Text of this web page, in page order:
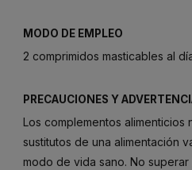
MODO DE EMPLEO
2 comprimidos masticables al
PRECAUCIONES Y
Los complementos alimenticios
sustitutos de una alimentación
modo de vida sano. No superar